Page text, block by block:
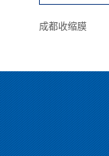
成都收缩膜